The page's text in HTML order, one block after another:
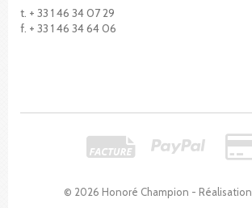
© 2026 Honoré Champion - Réalisation
t. + 33 1 46 34 07 29
f. + 33 1 46 34 64 06